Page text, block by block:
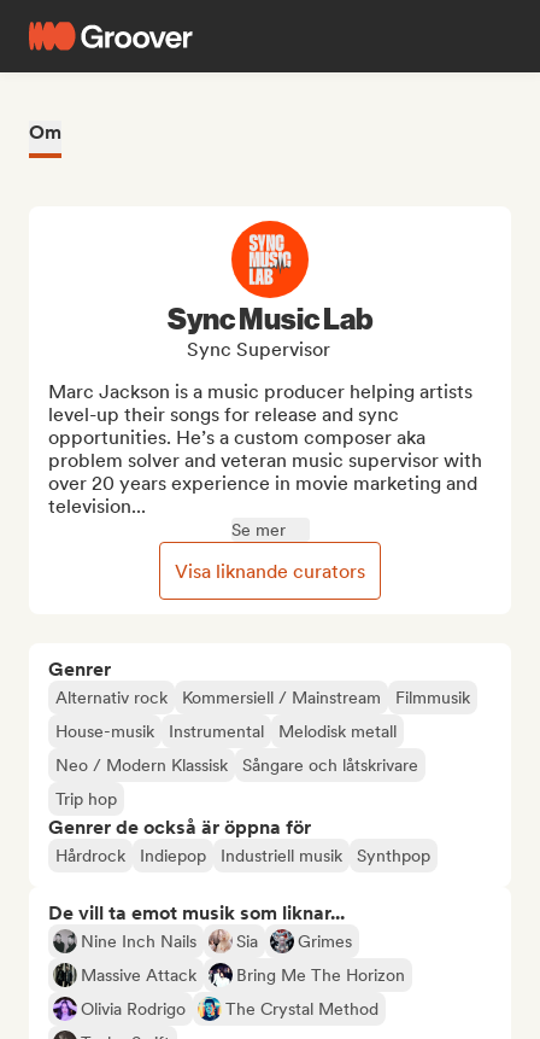
Om
Genrer
Alternativ rock Kommersiell / Mainstream
Filmmusik
House-musik
Instrumental
Melodisk metall
Neo / Modern Klassisk
Sångare och låtskrivare
Trip hop
Genrer de också är öppna för
Hårdrock Indiepop Industriell musik Synthpop
De vill ta emot musik som liknar...
Nine Inch Nails Sia
Grimes
Massive Attack
Bring Me The Horizon
Olivia Rodrigo
The Crystal Method
Sync Music Lab
Sync Supervisor
Marc Jackson is a music producer helping artists
level-up their songs for release and sync
opportunities. He’s a custom composer aka
problem solver and veteran music supervisor with
over 20 years experience in movie marketing and
television...
Se mer
Visa liknande curators